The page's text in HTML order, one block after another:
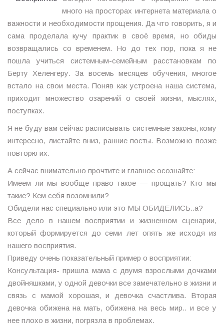
много на просторах интернета материала о
важности и необходимости прощения. Да что говорить, я и
сама проделала кучу практик в своё время, но обиды
возвращались со временем. Но до тех пор, пока я не
пошла учиться системным-семейным расстановкам по
Берту Хеленгеру. За восемь месяцев обучения, многое
встало на свои места. Поняв как устроена наша система,
приходит множество озарений о своей жизни, мыслях,
поступках.
Я не буду вам сейчас расписывать системные законы, кому
интересно, листайте вниз, ранние посты. Возможно позже
повторю их.
А сейчас внимательно прочтите и главное осознайте:
Имеем ли мы вообще право такое — прощать? Кто мы
такие? Кем себя возомнили?
Обидели нас специально или это МЫ ОБИДЕЛИСЬ..а?
Все дело в нашем восприятии и жизненном сценарии,
который формируется до семи лет опять же исходя из
нашего восприятия.
Приведу очень показательный пример о восприятии:
Консультация- пришла мама с двумя взрослыми дочками
двойняшками, у одной девочки все замечательно в жизни и
связь с мамой хорошая, и девочка счастлива. Вторая
девочка обижена на мать, обижена на весь мир.. и все у
нее плохо в жизни, погрязла в проблемах.